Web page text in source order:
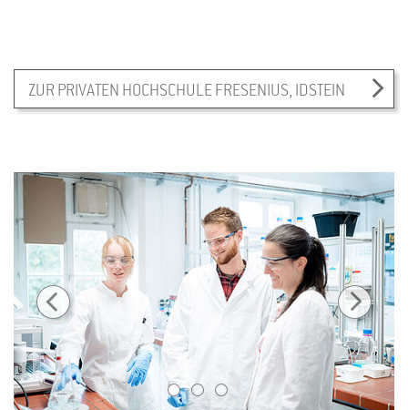
ZUR PRIVATEN HOCHSCHULE FRESENIUS, IDSTEIN
1 2 3